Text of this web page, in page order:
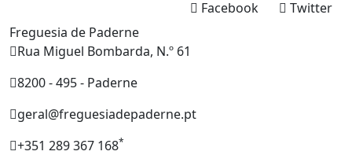
Twitter
Facebook
Freguesia de Paderne
Rua Miguel Bombarda, N.º 61
8200 - 495 - Paderne
geral@freguesiadepaderne.pt
+351 289 367 168*